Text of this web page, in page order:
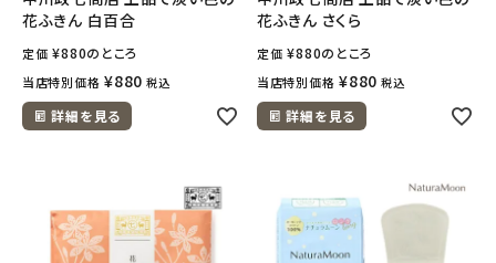
花ふきん 白百合
定価 ¥880のところ
当店特別価格 ¥880 税込
詳細を見る
花ふきん さくら
定価 ¥880のところ
当店特別価格 ¥880 税込
詳細を見る